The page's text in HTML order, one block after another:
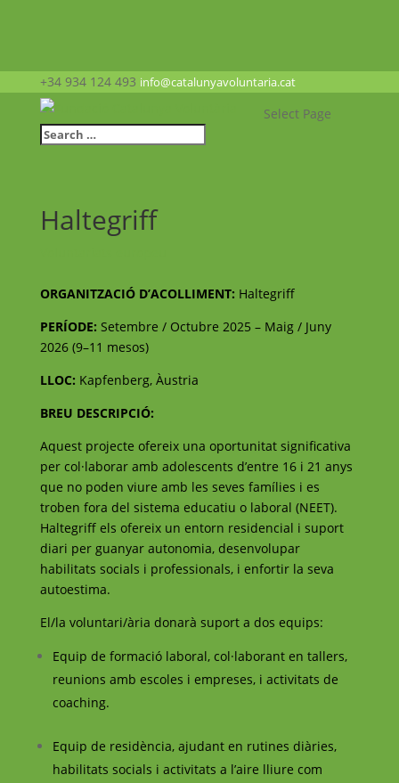
+34 934 124 493 info@catalunyavoluntaria.cat
Select Page
Haltegriff
ORGANITZACIÓ D’ACOLLIMENT: Haltegriff
PERÍODE: Setembre / Octubre 2025 – Maig / Juny
2026 (9–11 mesos)
LLOC: Kapfenberg, Àustria
BREU DESCRIPCIÓ:
Aquest projecte ofereix una oportunitat significativa
per col·laborar amb adolescents d’entre 16 i 21 anys
que no poden viure amb les seves famílies i es
troben fora del sistema educatiu o laboral (NEET).
Haltegriff els ofereix un entorn residencial i suport
diari per guanyar autonomia, desenvolupar
habilitats socials i professionals, i enfortir la seva
autoestima.
El/la voluntari/ària donarà suport a dos equips:
Equip de formació laboral, col·laborant en tallers,
reunions amb escoles i empreses, i activitats de
coaching.
Equip de residència, ajudant en rutines diàries,
habilitats socials i activitats a l’aire lliure com